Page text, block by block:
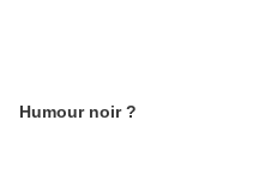
Humour noir ?